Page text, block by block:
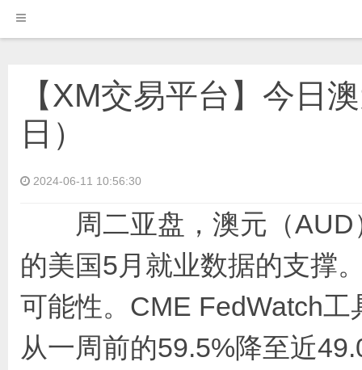
【XM交易平台】今日
日）
2024-06-11 10:56:30
周二亚盘，澳元（AUD
的美国5月就业数据的支撑
可能性。CME FedWatch
从一周前的59.5%降至近